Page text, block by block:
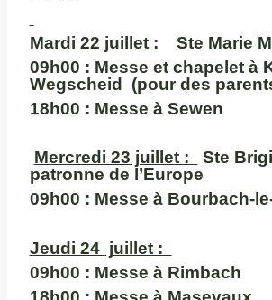
Mardi 22 juillet : Ste Marie
09h00 : Messe et chapelet à
Wegscheid (pour des
18h00 : Messe à Sewen
Mercredi 23 juillet :
Ste
patronne de l’Europe
09h00 : Messe à Bourbach-
Jeudi 24 juillet :
09h00 : Messe à Rimbach